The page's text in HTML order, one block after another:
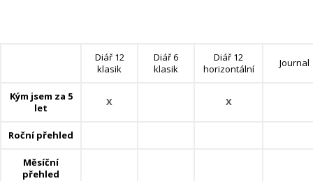
Diář 12
klasik
Diář 6
klasik
Diář 12
horizontální
Journal
Kým jsem za 5
let
X X
Roční přehled
Měsíční
přehled